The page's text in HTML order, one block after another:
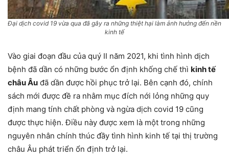
Đại dịch covid 19 vừa qua đã gây ra những thiệt hại làm ảnh hưởng đến nền
kinh tế
Vào giai đoạn đầu của quý II năm 2021, khi tình hình dịch
bệnh đã dần có những bước ổn định khống chế thì kinh tế
châu Âu đã dần được hồi phục trở lại. Bên cạnh đó, chính
sách mới được đề ra nhằm mục đích nới lỏng những quy
định mang tính chất phòng và ngừa dịch covid 19 cũng
được thực hiện. Điều này được xem là một trong những
nguyên nhân chính thúc đầy tình hình kinh tế tại thị trường
châu Âu phát triển ổn định trở lại.